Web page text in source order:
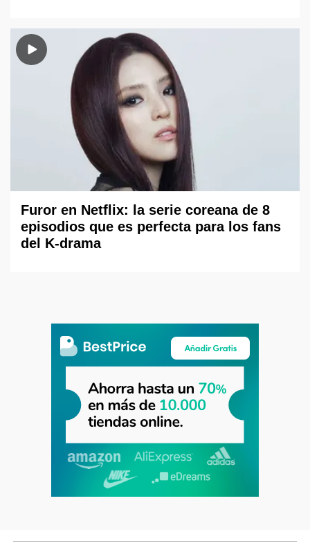
Furor en Netflix: la serie coreana de 8
episodios que es perfecta para los fans
del K-drama